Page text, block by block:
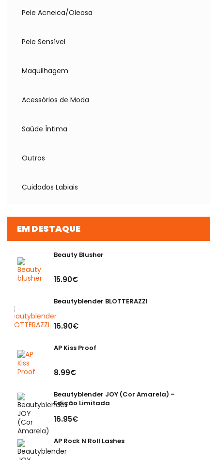
Pele Acneica/Oleosa
Pele Sensível
Maquilhagem
Acessórios de Moda
Saúde Íntima
Outros
Cuidados Labiais
EM DESTAQUE
Beauty Blusher
15.90€
Beautyblender BLOTTERAZZI
16.90€
AP Kiss Proof
8.99€
Beautyblender JOY (Cor Amarela) –
Edição Limitada
16.95€
AP Rock N Roll Lashes